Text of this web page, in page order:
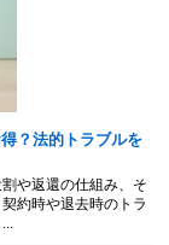
？法的トラブルを
や返還の仕組み、そ
約時や退去時のトラ